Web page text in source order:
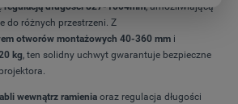
regulacją długości 827-1004mm, umożliwiającą
do różnych przestrzeni. Z
otworów montażowych 40-360 mm i
kg, ten solidny uchwyt gwarantuje bezpieczne
wewnątrz ramienia oraz regulacja długości